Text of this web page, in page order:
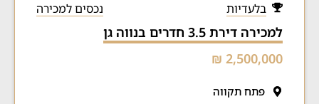
בלעדיות נכסים למכירה
למכירה דירת 3.5 חדרים בנווה גן
2,500,000 ₪
פתח תקווה